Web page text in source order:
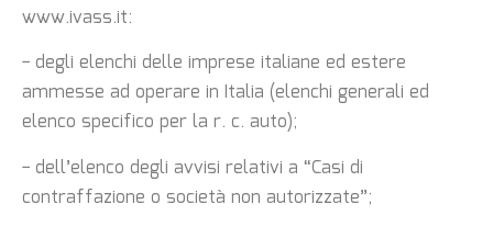
www.ivass.it:
− degli elenchi delle imprese italiane ed estere
ammesse ad operare in Italia (elenchi generali ed
elenco specifico per la r. c. auto);
− dell’elenco degli avvisi relativi a “Casi di
contraffazione o società non autorizzate”;